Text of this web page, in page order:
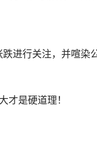
进行关注，并喧
才是硬道理！